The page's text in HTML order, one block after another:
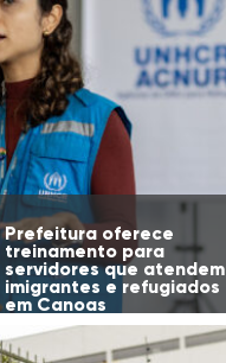
Prefeitura oferece
treinamento para
servidores que atendem
imigrantes e refugiados
em Canoas